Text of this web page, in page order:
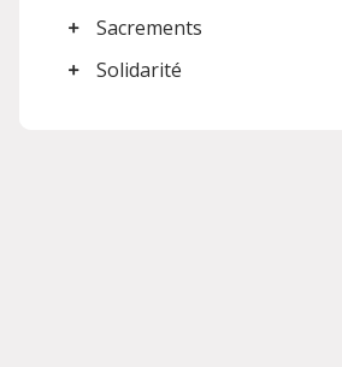
Sacrements
Solidarité